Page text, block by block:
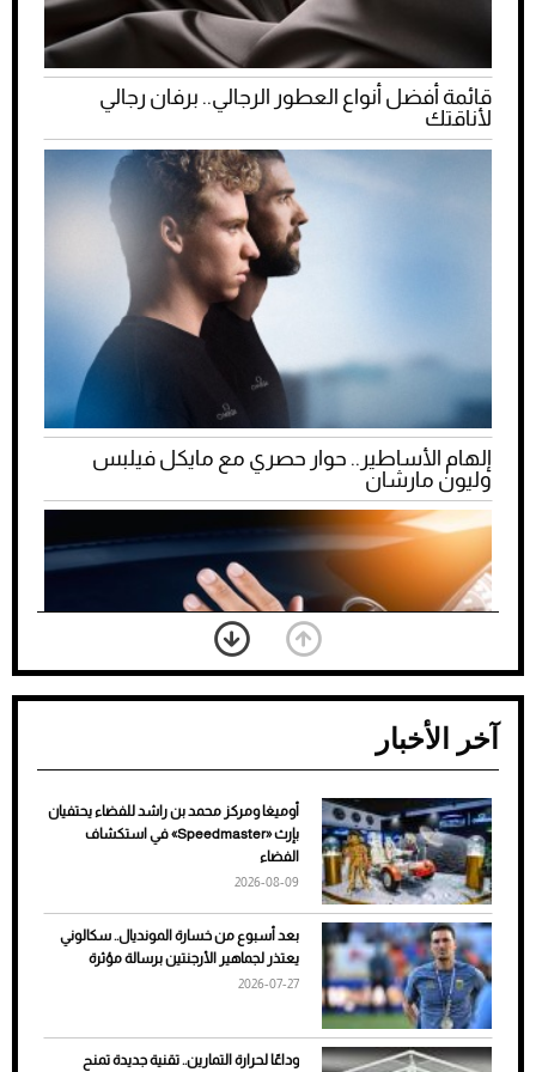
قائمة أفضل أنواع العطور الرجالي.. برفان رجالي
لأناقتك
إلهام الأساطير.. حوار حصري مع مايكل فيلبس
وليون مارشان
ضعف تبريد مكيف السيارة عند الوقوف.. أشهر
الأسباب والحلول
آخر الأخبار
أوميغا ومركز محمد بن راشد للفضاء يحتفيان
بإرث «Speedmaster» في استكشاف
الفضاء
2026-08-09
بعد أسبوع من خسارة المونديال.. سكالوني
يعتذر لجماهير الأرجنتين برسالة مؤثرة
2026-07-27
وداعًا لحرارة التمارين.. تقنية جديدة تمنح